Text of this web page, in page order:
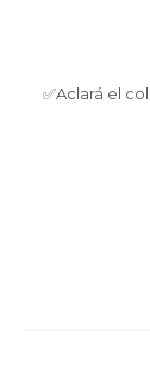
✅Aclará el